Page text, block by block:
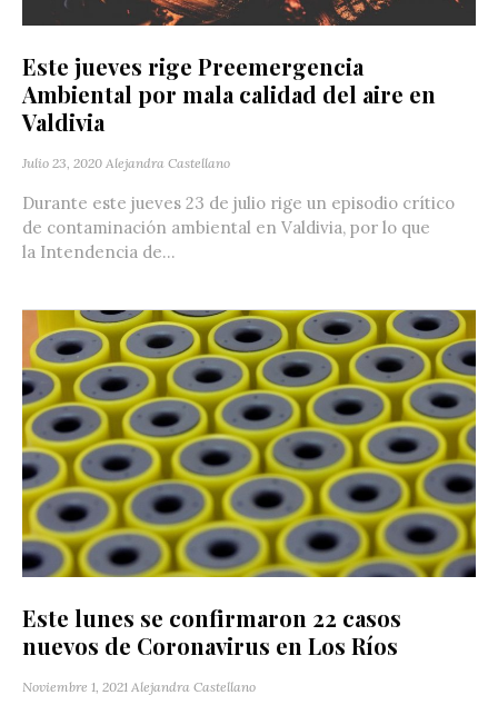
Este jueves rige Preemergencia
Ambiental por mala calidad del aire en
Valdivia
Julio 23, 2020 Alejandra Castellano
Durante este jueves 23 de julio rige un episodio crítico
de contaminación ambiental en Valdivia, por lo que
la Intendencia de...
Este lunes se confirmaron 22 casos
nuevos de Coronavirus en Los Ríos
Noviembre 1, 2021 Alejandra Castellano